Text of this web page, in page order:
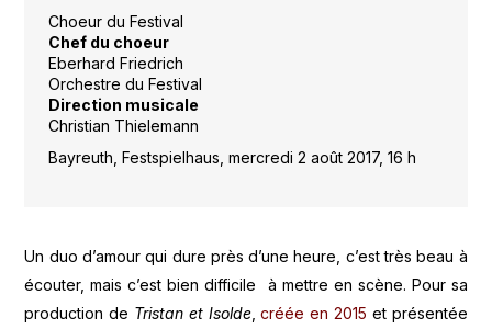
Choeur du Festival
Chef du choeur
Eberhard Friedrich
Orchestre du Festival
Direction musicale
Christian Thielemann
Bayreuth, Festspielhaus, mercredi 2 août 2017, 16 h
Un duo d’amour qui dure près d’une heure, c’est très beau à
écouter, mais c’est bien difficile à mettre en scène. Pour sa
production de Tristan et Isolde,créée en 2015 et présentée